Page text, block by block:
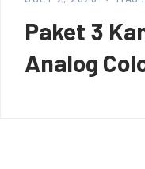
Paket 3
Analog